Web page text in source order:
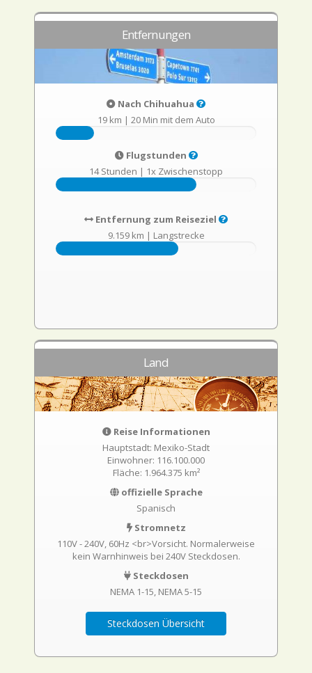
Entfernungen
Nach Chihuahua
19 km | 20 Min mit dem Auto
Flugstunden
14 Stunden | 1x Zwischenstopp
Entfernung zum Reiseziel
9.159 km | Langstrecke
Land
Reise Informationen
Hauptstadt: Mexiko-Stadt
Einwohner: 116.100.000
Fläche: 1.964.375 km²
offizielle Sprache
Spanisch
Stromnetz
110V - 240V, 60Hz <br>Vorsicht. Normalerweise
kein Warnhinweis bei 240V Steckdosen.
Steckdosen
NEMA 1-15 NEMA 5-15
Steckdosen Übersicht